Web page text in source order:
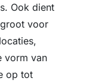
Ook dient
voor
vorm van
op tot